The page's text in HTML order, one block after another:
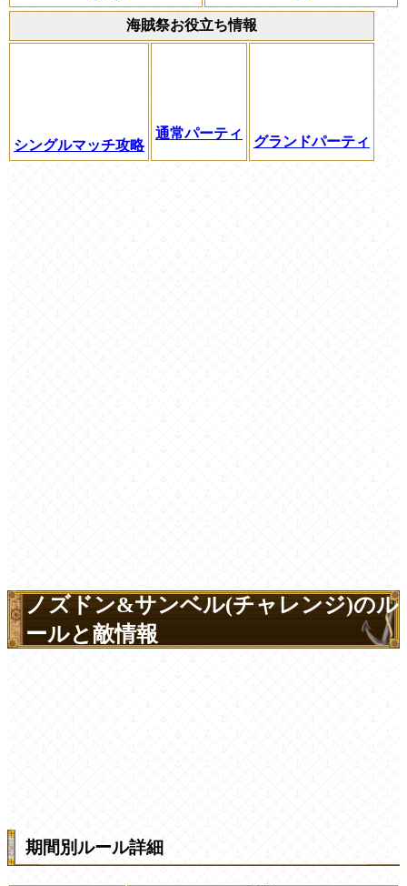
海賊祭お役立ち情報
シングルマッチ攻略
通常パーティ
グランドパーティ
ノズドン&サンベル(チャレンジ)のル
ールと敵情報
期間別ルール詳細